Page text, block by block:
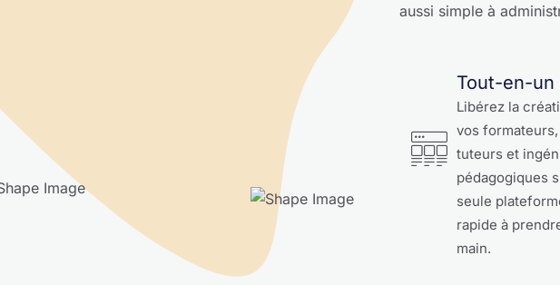
aussi simple à
Tout-en-un
Libérez la
vos formateurs,
tuteurs et
pédagogiques
seule
rapide à
main.